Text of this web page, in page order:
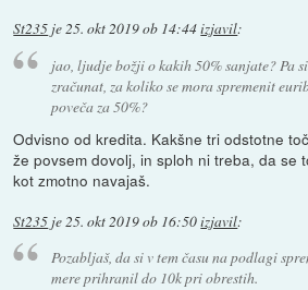
St235 je25. okt 2019 ob 14:44izjavil:
jao, ljudje božji o kakih 50% sanjate? Pa
zračunat, za koliko se mora spremenit
poveča za 50%?
Odvisno od kredita. Kakšne tri odstotne
že povsem dovolj, in sploh ni treba, da se
kot zmotno navajaš.
St235 je25. okt 2019 ob 16:50izjavil:
Pozabljaš, da si v tem času na podlagi
mere prihranil do 10k pri obrestih.